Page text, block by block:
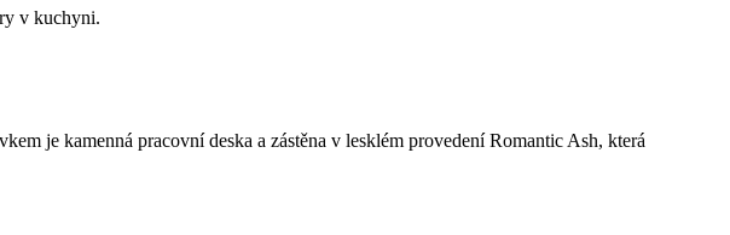
v kuchyni.
je kamenná pracovní deska a zástěna v lesklém provedení Romantic Ash, která